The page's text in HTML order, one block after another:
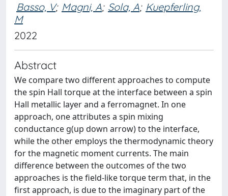
Basso, V; Magni, A; Sola, A; Kuepferling,
M
2022
Abstract
We compare two different approaches to compute
the spin Hall torque at the interface between a spin
Hall metallic layer and a ferromagnet. In one
approach, one attributes a spin mixing
conductance g(up down arrow) to the interface,
while the other employs the thermodynamic theory
for the magnetic moment currents. The main
difference between the outcomes of the two
approaches is the field-like torque term that, in the
first approach, is due to the imaginary part of the